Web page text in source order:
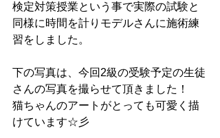
検定対策授業という事で実際の試験と
同様に時間を計りモデルさんに施術練
習をしました。
下の写真は、今回2級の受験予定の生徒
さんの写真を撮らせて頂きました！
猫ちゃんのアートがとっても可愛く描
けています☆彡